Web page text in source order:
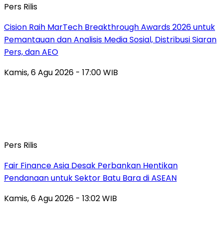
Pers Rilis
Cision Raih MarTech Breakthrough Awards 2026 untuk
Pemantauan dan Analisis Media Sosial, Distribusi Siaran
Pers, dan AEO
Kamis, 6 Agu 2026 - 17:00 WIB
Pers Rilis
Fair Finance Asia Desak Perbankan Hentikan
Pendanaan untuk Sektor Batu Bara di ASEAN
Kamis, 6 Agu 2026 - 13:02 WIB